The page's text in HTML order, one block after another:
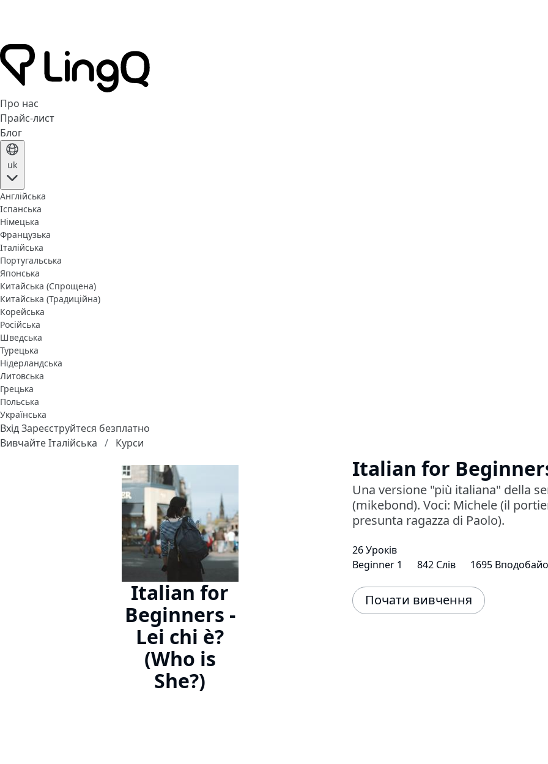
Про нас
Прайс-лист
Блог
uk
Англійська
Іспанська
Німецька
Французька
Італійська
Португальська
Японська
Китайська (Спрощена)
Китайська (Традиційна)
Корейська
Російська
Шведська
Турецька
Нідерландська
Литовська
Грецька
Польська
Українська
ВхідЗареєструйтеся безплатно
Вивчайте Італійська
Курси
Italian for
Beginners -
Lei chi è?
(Who is
She?)
Italian for
Una versione "più italiana" della
(mikebond). Voci: Michele (il
presunta ragazza di Paolo).
26 Уроків
Beginner 1
842 Слів 1695
Почати вивчення